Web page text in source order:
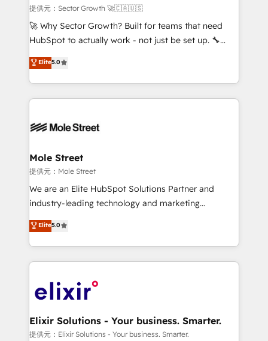
to their advisory council. We strive to do 'good work
with good people' and have worked with incredible
brands. You can see some of them on our website,
提供元：Sector Growth 🚀🇨🇦🇺🇸
🚀 Why Sector Growth? Built for teams that need
HubSpot to actually work - not just be set up. 🔧
HubSpot Experts: Onboarding, migrations,
automation, and training built for adoption. ⚡ Highly
Technical Execution: ERP, EMR and Custom
Integrations; complex builds delivered in weeks, not
workflows; automation agents; process optimization
Healthcare: HIPAA implementations; secure data
workflows 💼 Financial Services: compliant
workflows; audit-ready reporting ⚖️ Legal: client
intake; pipeline and document workflows 🛒 E-
revenue automation 🏢 Real Estate: deal pipelines;
portfolio and lifecycle management 🏭
HIPAA-aware; CASL-compliant; GDPR-ready
implementations where required 💡 Why 500+
built to scale.
Elite5.0
Mole Street
提供元：Mole Street
We are an Elite HubSpot Solutions Partner and
industry-leading technology and marketing
consultancy. Our focus is on enterprise and mid-
market B2B companies globally that want a strategic
approach to execute their goals through creative
applications of our solutions; Technical HubSpot
Design, Migrations + Integrations. Mole Street’s
greatness, which is achieved through creating
absolute clarity, derived from a well-defined
Elite5.0
Elixir Solutions - Your business. Smarter.
提供元：Elixir Solutions - Your business. Smarter.